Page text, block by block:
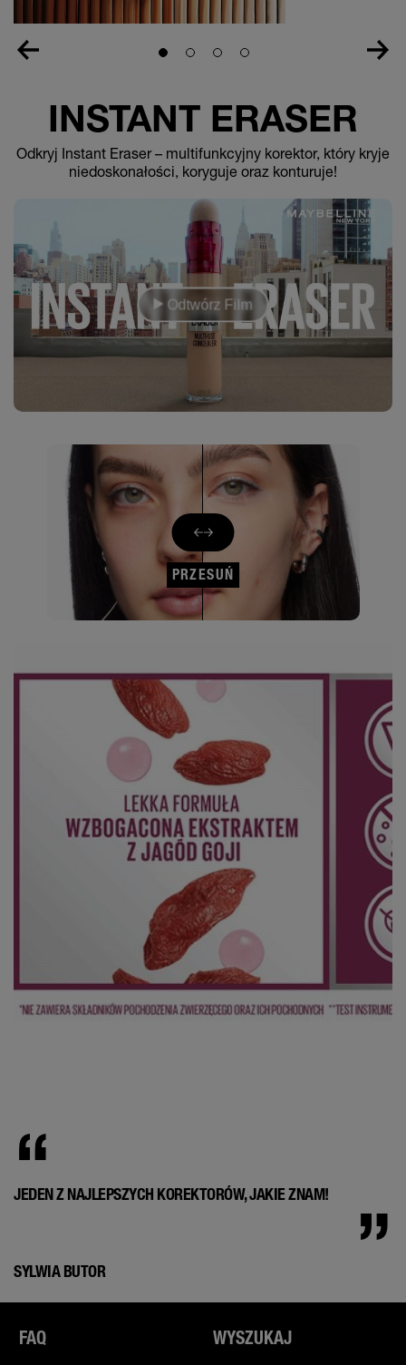
Slide 1Slide 2Slide 3Slide 4
INSTANT ERASER
Odkryj Instant Eraser – multifunkcyjny korektor, który kryje
niedoskonałości, koryguje oraz konturuje!
Odtwórz Film
PRZESUŃ
JEDEN Z NAJLEPSZYCH KOREKTORÓW, JAKIE ZNAM!
SYLWIA BUTOR
FAQ WYSZUKAJ